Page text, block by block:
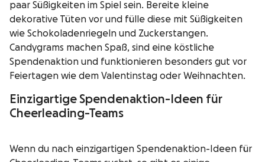
paar Süßigkeiten im Spiel sein. Bereite kleine
dekorative Tüten vor und fülle diese mit Süßigkeiten
wie Schokoladenriegeln und Zuckerstangen.
Candygrams machen Spaß, sind eine köstliche
Spendenaktion und funktionieren besonders gut vor
Feiertagen wie dem Valentinstag oder Weihnachten.
Einzigartige Spendenaktion-Ideen für
Cheerleading-Teams
Wenn du nach einzigartigen Spendenaktion-Ideen für